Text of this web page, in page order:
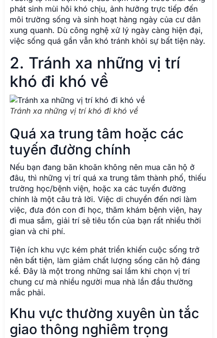
phát sinh mùi hôi khó chịu, ảnh hưởng trực tiếp đến
môi trường sống và sinh hoạt hàng ngày của cư dân
xung quanh. Dù công nghệ xử lý ngày càng hiện đại,
việc sống quá gần vẫn khó tránh khỏi sự bất tiện này.
2. Tránh xa những vị trí
khó đi khó về
Tránh xa những vị trí khó đi khó về
Quá xa trung tâm hoặc các
tuyến đường chính
Nếu bạn đang băn khoăn không nên mua căn hộ ở
đâu, thì những vị trí quá xa trung tâm thành phố, thiếu
trường học/bệnh viện, hoặc xa các tuyến đường
chính là một câu trả lời. Việc di chuyển đến nơi làm
việc, đưa đón con đi học, thăm khám bệnh viện, hay
đi mua sắm, giải trí sẽ tiêu tốn của bạn rất nhiều thời
gian và chi phí.
Tiện ích khu vực kém phát triển khiến cuộc sống trở
nên bất tiện, làm giảm chất lượng sống căn hộ đáng
kể. Đây là một trong những sai lầm khi chọn vị trí
chung cư mà nhiều người mua nhà lần đầu thường
mắc phải.
Khu vực thường xuyên ùn tắc
giao thông nghiêm trọng